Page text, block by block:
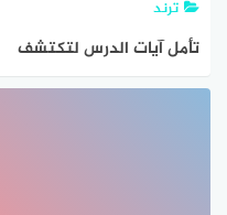
ترند
تأمل آيات الدرس لتكتشف
التدابير التي سعى موسى